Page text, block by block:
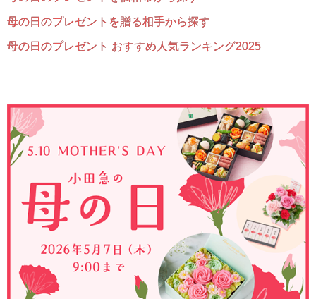
母の日のプレゼントを贈る相手から探す
母の日のプレゼント おすすめ人気ランキング2025